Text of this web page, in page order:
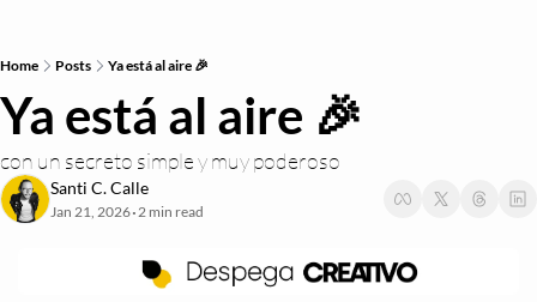
Home Posts Ya está al aire 🎉
Ya está al aire 🎉
con un secreto simple y muy poderoso
Santi C. Calle
Jan 21, 2026•2 min read